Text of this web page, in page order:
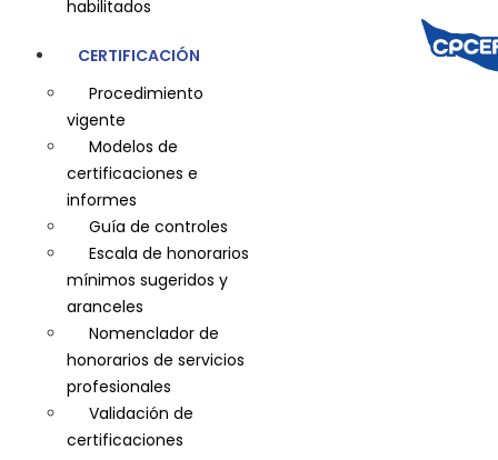
habilitados
CERTIFICACIÓN
Procedimiento
vigente
Modelos de
certificaciones e
informes
Guía de controles
Escala de honorarios
mínimos sugeridos y
aranceles
Nomenclador de
honorarios de servicios
profesionales
Validación de
certificaciones